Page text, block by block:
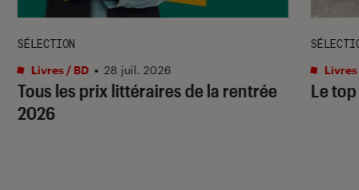
Tous les prix littéraires de la rentrée
2026
SÉLECTION
Livres / BD • 28 juil. 2026
Le
Livres